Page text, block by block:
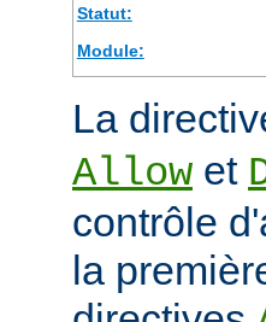
Statut:
Module:
La
Allow et
contrôle
la